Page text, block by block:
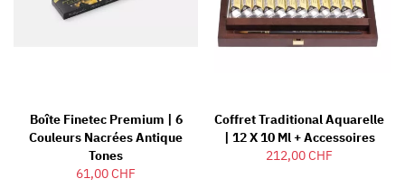
Boîte Finetec Premium | 6
Couleurs Nacrées Antique
Tones
61,00 CHF
Coffret Traditional Aquarelle
| 12 X 10 Ml + Accessoires
212,00 CHF